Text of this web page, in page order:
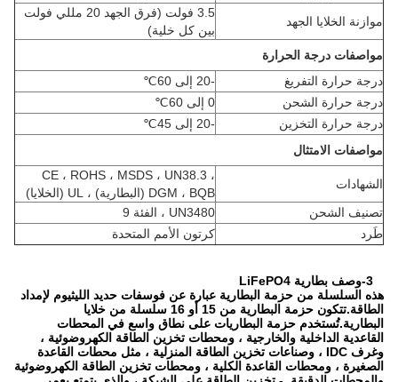
موازنة الخلايا الجهد
3.5 فولت (فرق الجهد 20 مللي فولت
بين كل خلية)
مواصفات درجة الحرارة
درجة حرارة التفريغ
-20 إلى 60
℃
درجة حرارة الشحن
0 إلى 60
℃
درجة حرارة التخزين
-20 إلى 45
℃
مواصفات الامتثال
الشهادات
CE ، ROHS ، MSDS ، UN38.3 ،
DGM ، BQB (البطارية) ، UL (الخلايا)
تصنيف الشحن
UN3480 ، الفئة 9
طَرد
كرتون الأمم المتحدة
3-وصف بطارية LiFePO4
هذه السلسلة من حزمة البطارية عبارة عن فوسفات حديد الليثيوم لإمداد
الطاقة.تتكون حزمة البطارية من 15 أو 16 سلسلة من خلايا
البطارية.تُستخدم حزمة البطاريات على نطاق واسع في المحطات
القاعدية الداخلية والخارجية ، ومحطات تخزين الطاقة الكهروضوئية ،
وغرف IDC ، وصناعات تخزين الطاقة المنزلية ، مثل محطات القاعدة
الصغيرة ، ومحطات القاعدة الكلية ، ومحطات تخزين الطاقة الكهروضوئية